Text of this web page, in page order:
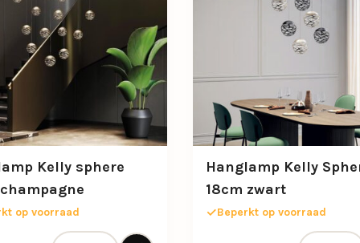
Kelly sphere
op voorraad
Hanglamp Kelly
18cm zwart
Beperkt op voorraad